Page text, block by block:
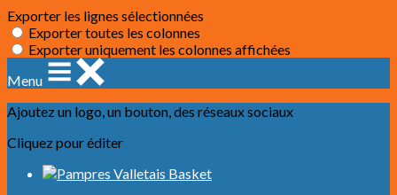
Exporter les lignes sélectionnées
Exporter toutes les colonnes
Exporter uniquement les colonnes affichées
Menu
Ajoutez un logo, un bouton, des réseaux sociaux
Cliquez pour éditer